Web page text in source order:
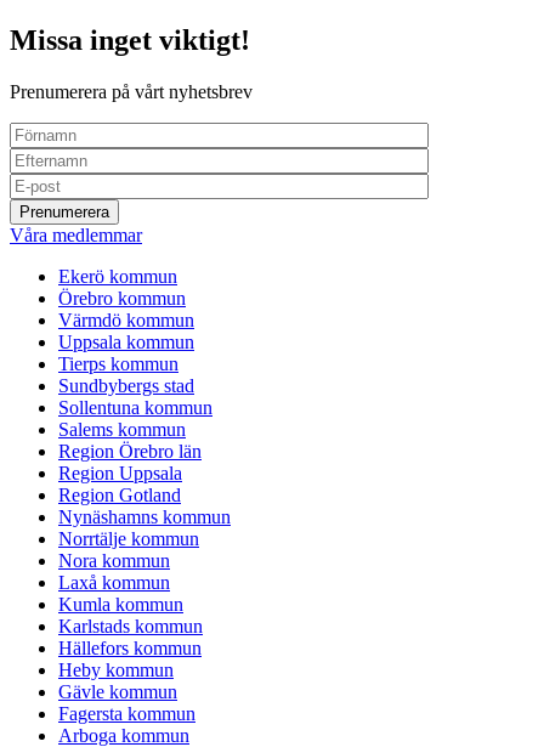
Missa inget viktigt!
Prenumerera på vårt nyhetsbrev
Våra medlemmar
Ekerö kommun
Örebro kommun
Värmdö kommun
Uppsala kommun
Tierps kommun
Sundbybergs stad
Sollentuna kommun
Salems kommun
Region Örebro län
Region Uppsala
Region Gotland
Nynäshamns kommun
Norrtälje kommun
Nora kommun
Laxå kommun
Kumla kommun
Karlstads kommun
Hällefors kommun
Heby kommun
Gävle kommun
Fagersta kommun
Arboga kommun